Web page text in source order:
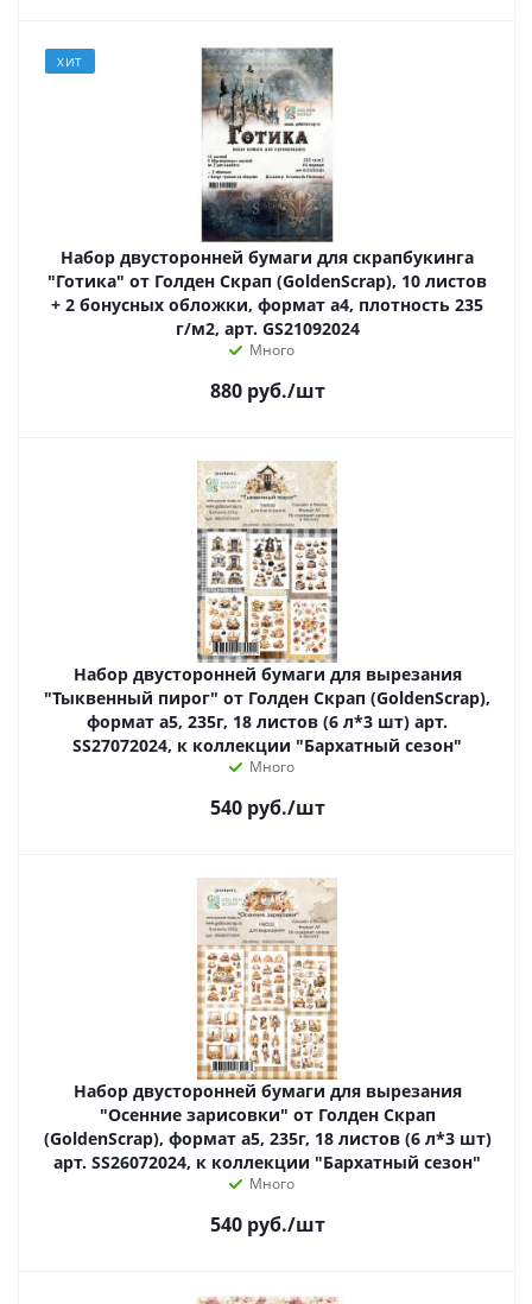
ХИТ
Набор двусторонней бумаги для скрапбукинга
"Готика" от Голден Скрап (GoldenScrap), 10 листов
+ 2 бонусных обложки, формат а4, плотность 235
г/м2, арт. GS21092024
Много
880руб./шт
Набор двусторонней бумаги для вырезания
"Тыквенный пирог" от Голден Скрап (GoldenScrap),
формат а5, 235г, 18 листов (6 л*3 шт) арт.
SS27072024, к коллекции "Бархатный сезон"
Много
540руб./шт
Набор двусторонней бумаги для вырезания
"Осенние зарисовки" от Голден Скрап
(GoldenScrap), формат а5, 235г, 18 листов (6 л*3 шт)
арт. SS26072024, к коллекции "Бархатный сезон"
Много
540руб./шт